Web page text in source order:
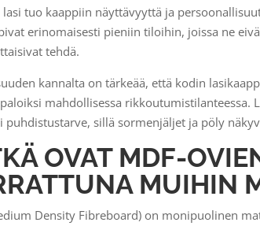
tuo kaappiin näyttävyyttä ja
erinomaisesti pieniin tiloihin, joissa ne
tehdä.
kannalta on tärkeää, että kodin
mahdollisessa rikkoutumistilanteessa.
puhdistustarve, sillä sormenjäljet ja pöly
OVAT MDF-
MUIHIN
Density Fibreboard) on monipuolinen